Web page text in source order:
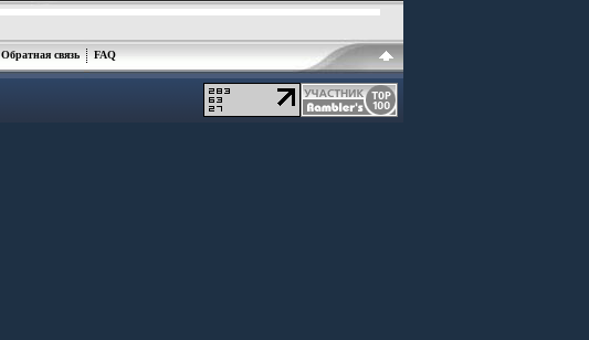
Обратная связь FAQ